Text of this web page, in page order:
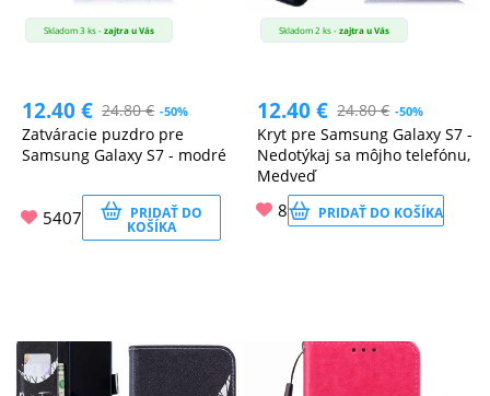
Skladom 3 ks -zajtra u Vás
12.40€ 24.80€ -50%
Zatváracie puzdro pre
Samsung Galaxy S7 - modré
5407 PRIDAŤ DO
KOŠÍKA
Skladom 2 ks -zajtra u Vás
12.40€ 24.80€ -50%
Kryt pre Samsung Galaxy S7 -
Nedotýkaj sa môjho telefónu,
Medveď
8 PRIDAŤ DO KOŠÍKA